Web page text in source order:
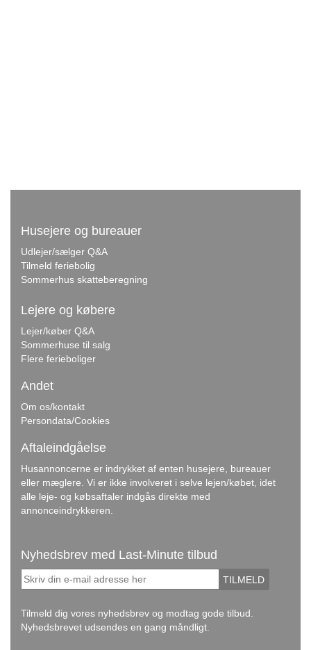
Husejere og bureauer
Udlejer/sælger Q&A
Tilmeld feriebolig
Sommerhus skatteberegning
Lejere og købere
Lejer/køber Q&A
Sommerhuse til salg
Flere ferieboliger
Andet
Om os/kontakt
Persondata/Cookies
Aftaleindgåelse
Husannoncerne er indrykket af enten husejere, bureauer
eller mæglere. Vi er ikke involveret i selve lejen/købet, idet
alle leje- og købsaftaler indgås direkte med
annonceindrykkeren.
Nyhedsbrev med Last-Minute tilbud
TILMELD
Tilmeld dig vores nyhedsbrev og modtag gode tilbud.
Nyhedsbrevet udsendes en gang måndligt.